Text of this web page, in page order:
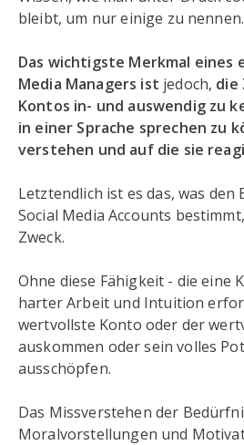
bleibt, um nur einige zu nennen.
Das wichtigste Merkmal eines
Media Managers ist jedoch, die
Kontos in- und auswendig zu
in einer Sprache sprechen zu
verstehen und auf die sie
Letztendlich ist es das, was den
Social Media Accounts
Zweck.
Ohne diese Fähigkeit - die eine
harter Arbeit und Intuition
wertvollste Konto oder der
auskommen oder sein volles
ausschöpfen.
Das Missverstehen der
Moralvorstellungen und